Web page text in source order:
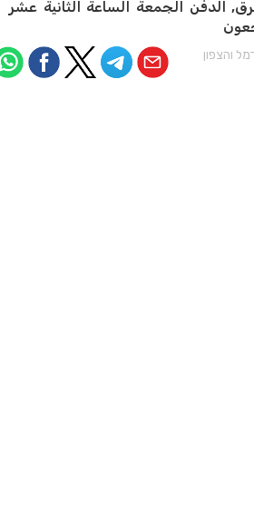
الدفن الجمعة الساعة الثانية عشر
והצפון